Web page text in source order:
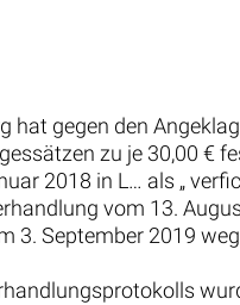
hat gegen den
zu je 30,00 €
2018 in L… als „
vom 13.
3. September 2019